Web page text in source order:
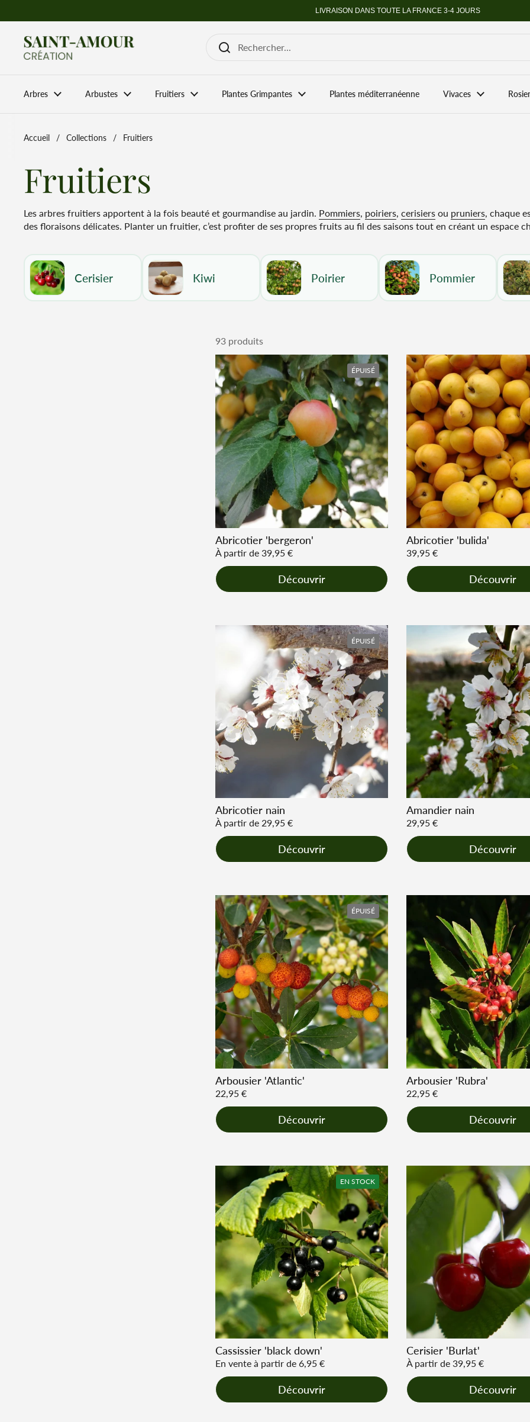
LIVRAISON DANS TOUTE LA FRANCE 3-4 JOURS
Arbres Arbustes Fruitiers Plantes Grimpantes Plantes méditerranéenne Vivaces
Accueil / Collections / Fruitiers
Fruitiers
Les arbres fruitiers apportent à la fois beauté et gourmandise au jardin. Pommiers, poiriers, cerisiers ou pruniers, chaque
des floraisons délicates. Planter un fruitier, c’est profiter de ses propres fruits au fil des saisons tout en créant un espace
Cerisier Kiwi Poirier Pommier
93 produits
Abricotier 'bergeron'
Prix régulier
À partir de 39,95 €
Découvrir
ÉPUISÉ
Abricotier 'bulida'
Prix régulier
39,95 €
Découvrir
Abricotier nain
Prix régulier
À partir de 29,95 €
Découvrir
ÉPUISÉ
Amandier nain
Prix régulier
29,95 €
Découvrir
Arbousier 'Atlantic'
Prix régulier
22,95 €
Découvrir
ÉPUISÉ
Arbousier 'Rubra'
Prix régulier
22,95 €
Découvrir
Cassissier 'black down'
Prix régulier
En vente à partir de 6,95 €
Découvrir
EN STOCK
Cerisier 'Burlat'
Prix régulier
À partir de 39,95 €
Découvrir